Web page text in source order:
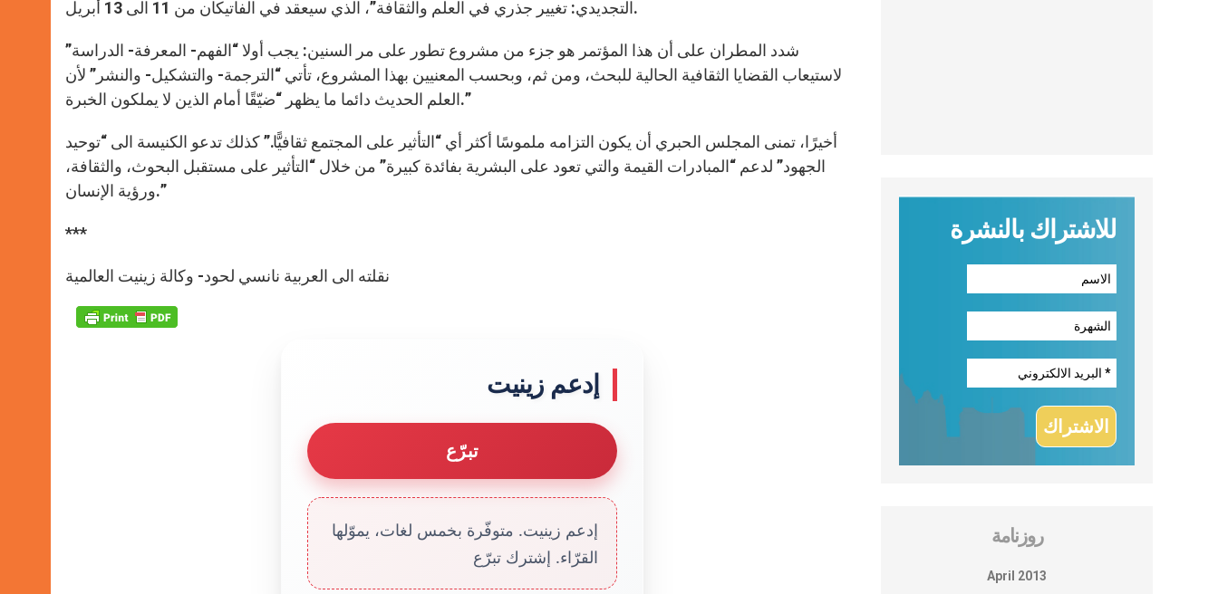
التجديدي: تغيير جذري في العلم والثقافة”، الذي سيعقد في الفاتيكان من 11 الى 13 أبريل.
شدد المطران على أن هذا المؤتمر هو جزء من مشروع تطور على مر السنين: يجب أولا “الفهم- المعرفة- الدراسة”
لاستيعاب القضايا الثقافية الحالية للبحث، ومن ثم، وبحسب المعنيين بهذا المشروع، تأتي “الترجمة- والتشكيل- والنشر” لأن
العلم الحديث دائما ما يظهر “ضيّقًا أمام الذين لا يملكون الخبرة.”
أخيرًا، تمنى المجلس الحبري أن يكون التزامه ملموسًا أكثر أي “التأثير على المجتمع ثقافيًّا.” كذلك تدعو الكنيسة الى “توحيد
الجهود” لدعم “المبادرات القيمة والتي تعود على البشرية بفائدة كبيرة” من خلال “التأثير على مستقبل البحوث، والثقافة،
ورؤية الإنسان.”
***
نقلته الى العربية نانسي لحود- وكالة زينيت العالمية
إدعم زينيت
تبرّع
إدعم زينيت. متوفّرة بخمس لغات، يموّلها
القرّاء. إشترك تبرّع
للاشتراك بالنشرة
روزنامة
April 2013